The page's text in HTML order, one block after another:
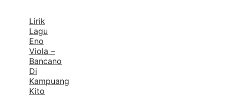
Lirik
Lagu
Eno
Viola –
Bancano
Di
Kampuang
Kito